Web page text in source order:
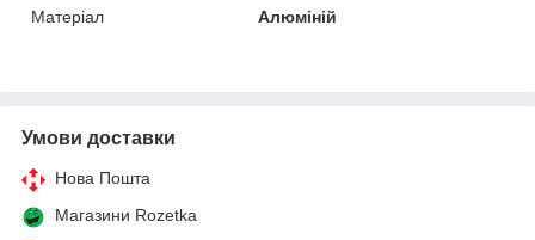
Матеріал
Алюміній
Умови доставки
Нова Пошта
Магазини Rozetka